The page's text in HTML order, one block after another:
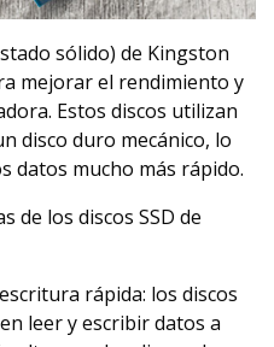
sólido) de Kingston
mejorar el rendimiento y
Estos discos utilizan
disco duro mecánico, lo
datos mucho más rápido.
de los discos SSD de
rápida: los discos
leer y escribir datos a